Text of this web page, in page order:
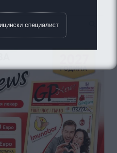
специалист